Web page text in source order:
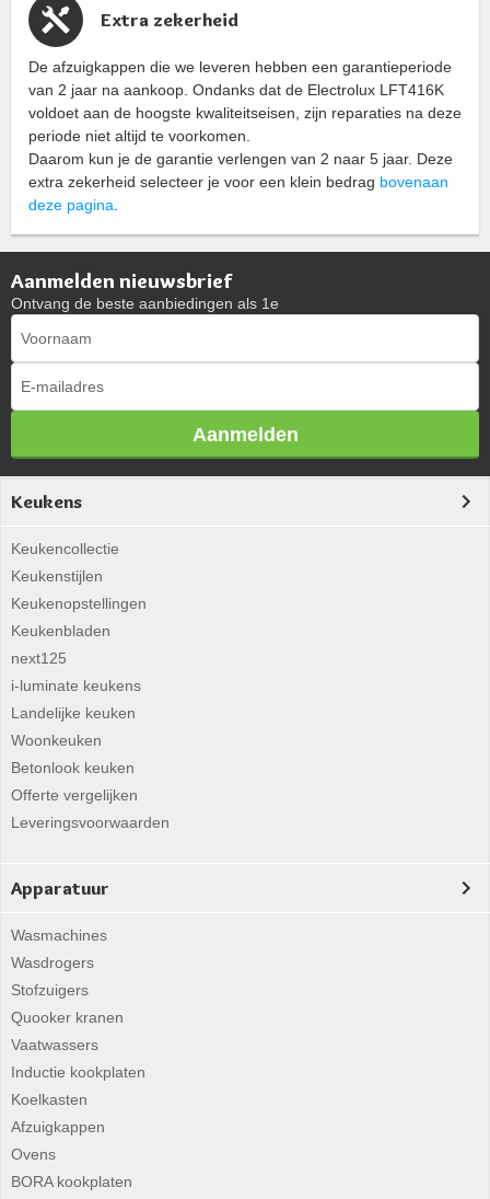
Extra zekerheid
De afzuigkappen die we leveren hebben een garantieperiode
van 2 jaar na aankoop. Ondanks dat de Electrolux LFT416K
voldoet aan de hoogste kwaliteitseisen, zijn reparaties na deze
periode niet altijd te voorkomen.
Daarom kun je de garantie verlengen van 2 naar 5 jaar. Deze
extra zekerheid selecteer je voor een klein bedrag bovenaan
deze pagina.
Aanmelden nieuwsbrief
Ontvang de beste aanbiedingen als 1e
Aanmelden
Keukens
Keukencollectie
Keukenstijlen
Keukenopstellingen
Keukenbladen
next125
i-luminate keukens
Landelijke keuken
Woonkeuken
Betonlook keuken
Offerte vergelijken
Leveringsvoorwaarden
Apparatuur
Wasmachines
Wasdrogers
Stofzuigers
Quooker kranen
Vaatwassers
Inductie kookplaten
Koelkasten
Afzuigkappen
Ovens
BORA kookplaten